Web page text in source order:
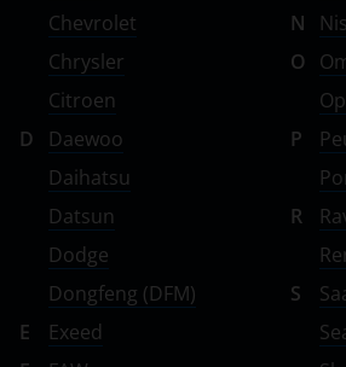
Chevrolet
Chrysler
Citroen
D
Daewoo
Daihatsu
Datsun
Dodge
Dongfeng (DFM)
E
Exeed
N
O
P
R
S